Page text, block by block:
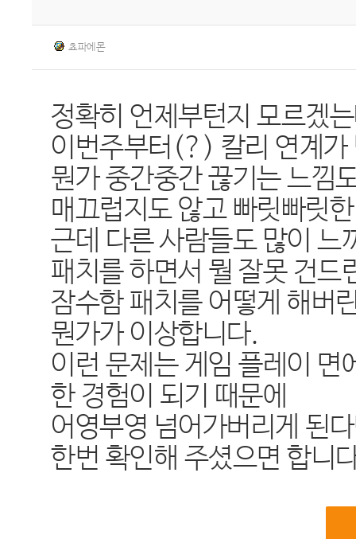
쵸파에몬
정확히 언제부턴지 모르겠
이번주부터(?) 칼리 연계가
뭔가 중간중간 끊기는 느낌
매끄럽지도 않고 빠릿빠릿
근데 다른 사람들도 많이 느
패치를 하면서 뭘 잘못 건드
잠수함 패치를 어떻게 해버
뭔가가 이상합니다.
이런 문제는 게임 플레이 면
한 경험이 되기 때문에
어영부영 넘어가버리게 된
한번 확인해 주셨으면 합니